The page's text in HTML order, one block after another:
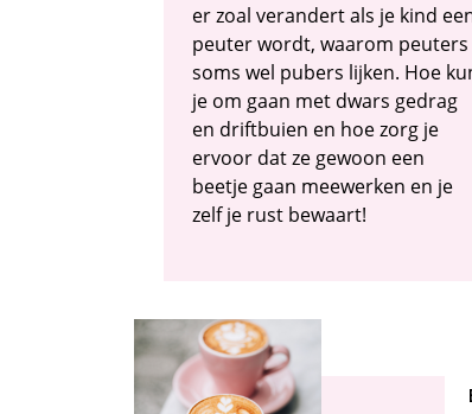
er zoal verandert als je kind
peuter wordt, waarom peuters
soms wel pubers lijken. Hoe
je om gaan met dwars gedrag
en driftbuien en hoe zorg je
ervoor dat ze gewoon een
beetje gaan meewerken en je
zelf je rust bewaart!